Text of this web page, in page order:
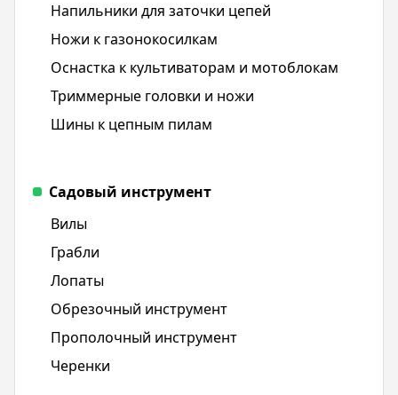
Напильники для заточки цепей
Ножи к газонокосилкам
Оснастка к культиваторам и мотоблокам
Триммерные головки и ножи
Шины к цепным пилам
Садовый инструмент
Вилы
Грабли
Лопаты
Обрезочный инструмент
Прополочный инструмент
Черенки